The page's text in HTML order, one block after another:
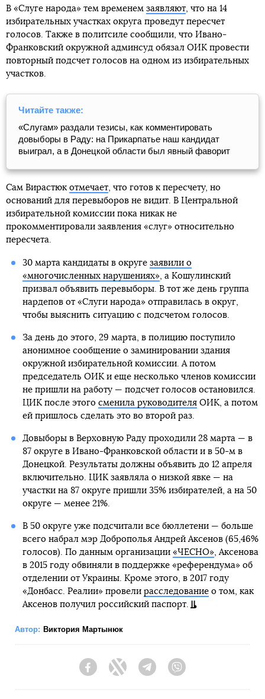
В «Слуге народа» тем временем заявляют , что на 14
избирательных участках округа проведут пересчет
голосов. Также в политсиле сообщили, что Ивано-
Франковский окружной админсуд обязал ОИК провести
повторный подсчет голосов на одном из избирательных
участков.
Читайте также:
«Слугам» раздали тезисы, как комментировать
довыборы в Раду: на Прикарпатье наш кандидат
выиграл, а в Донецкой области был явный фаворит
Сам Вирастюк отмечает , что готов к пересчету, но
оснований для перевыборов не видит. В Центральной
избирательной комиссии пока никак не
прокомментировали заявления «слуг» относительно
пересчета.
30 марта кандидаты в округе заявили о
«многочисленных нарушениях», а Кошулинский
призвал объявить перевыборы. В тот же день группа
нардепов от «Слуги народа» отправилась в округ,
чтобы выяснить ситуацию с подсчетом голосов.
За день до этого, 29 марта, в полицию поступило
анонимное сообщение о заминировании здания
окружной избирательной комиссии. А потом
председатель ОИК и еще несколько членов комиссии
не пришли на работу — подсчет голосов остановился.
ЦИК после этого сменила руководителяОИК, а потом
ей пришлось сделать это во второй раз.
Довыборы в Верховную Раду проходили 28 марта — в
87 округе в Ивано-Франковской области и в 50-м в
Донецкой. Результаты должны объявить до 12 апреля
включительно. ЦИК заявляла о низкой явке — на
участки на 87 округе пришли 35% избирателей, а на 50
округе — менее 21%.
В 50 округе уже подсчитали все бюллетени — больше
всего набрал мэр Доброполья Андрей Аксенов (65,46%
голосов). По данным организации «ЧЕСНО», Аксенова
в 2015 году обвиняли в поддержке «референдума» об
отделении от Украины. Кроме этого, в 2017 году
«Донбасс. Реалии» провели расследованиео том, как
Аксенов получил российский паспорт.
Автор: Виктория Мартынюк
FacebookTwitter Telegram